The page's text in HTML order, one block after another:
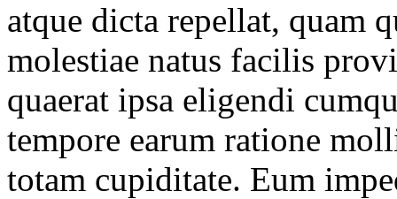
atque dicta repellat, quam
molestiae natus facilis
quaerat ipsa eligendi
tempore earum ratione
totam cupiditate. Eum